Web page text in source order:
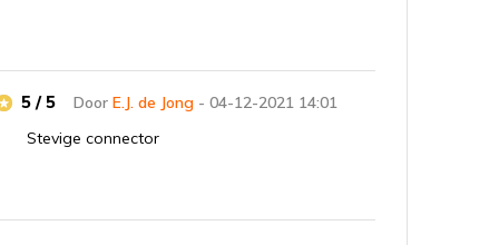
DoorE.J. de Jong - 04-12-2021 14:01
5 / 5
Stevige connector